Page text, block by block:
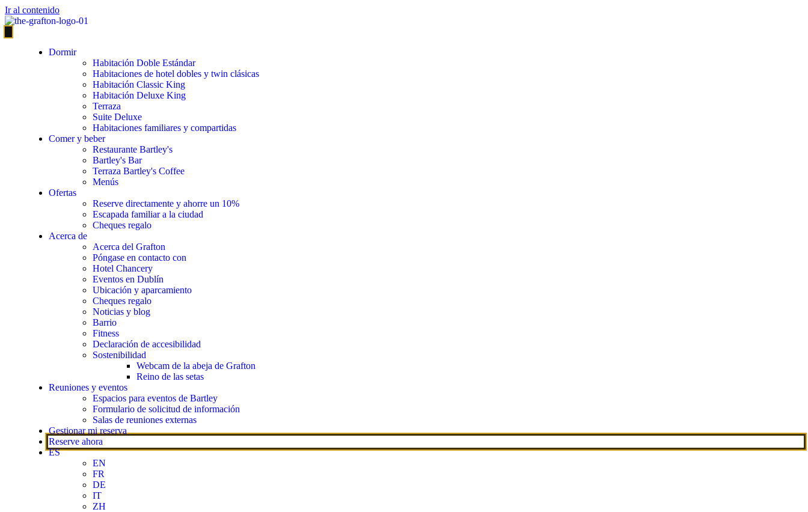
Ir al contenido
Dormir
Habitación Doble Estándar
Habitaciones de hotel dobles y twin clásicas
Habitación Classic King
Habitación Deluxe King
Terraza
Suite Deluxe
Habitaciones familiares y compartidas
Comer y beber
Restaurante Bartley's
Bartley's Bar
Terraza Bartley's Coffee
Menús
Ofertas
Reserve directamente y ahorre un 10%
Escapada familiar a la ciudad
Cheques regalo
Acerca de
Acerca del Grafton
Póngase en contacto con
Hotel Chancery
Eventos en Dublín
Ubicación y aparcamiento
Cheques regalo
Noticias y blog
Barrio
Fitness
Declaración de accesibilidad
Sostenibilidad
Webcam de la abeja de Grafton
Reino de las setas
Reuniones y eventos
Espacios para eventos de Bartley
Formulario de solicitud de información
Salas de reuniones externas
Gestionar mi reserva
Reserve ahora
ES
EN
FR
DE
IT
ZH